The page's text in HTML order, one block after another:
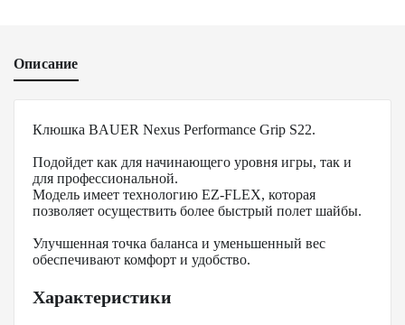
Описание
Клюшка BAUER Nexus Performance Grip S22.
Подойдет как для начинающего уровня игры, так и
для профессиональной.
Модель имеет технологию EZ-FLEX, которая
позволяет осуществить более быстрый полет шайбы.
Улучшенная точка баланса и уменьшенный вес
обеспечивают комфорт и удобство.
Характеристики